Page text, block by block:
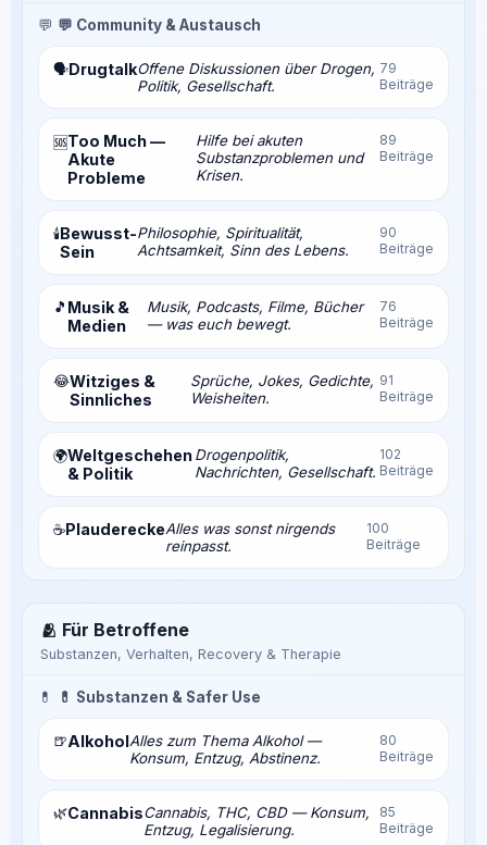
💬 💬 Community & Austausch
🗣️DrugtalkOffene Diskussionen über Drogen,
Politik, Gesellschaft.
79
Beiträge
🆘Too Much —
Akute
Probleme
Hilfe bei akuten
Substanzproblemen und
Krisen.
89
Beiträge
🕯️Bewusst-
Sein
Philosophie, Spiritualität,
Achtsamkeit, Sinn des Lebens.
90
Beiträge
🎵 Musik &
Medien
Musik, Podcasts, Filme, Bücher
— was euch bewegt.
76
Beiträge
😂Witziges &
Sinnliches
Sprüche, Jokes, Gedichte,
Weisheiten.
91
Beiträge
🌍Weltgeschehen
& Politik
Drogenpolitik,
Nachrichten, Gesellschaft.
102
Beiträge
☕PlaudereckeAlles was sonst nirgends
reinpasst.
100
Beiträge
🫂 Für Betroffene
Substanzen, Verhalten, Recovery & Therapie
💊 💊 Substanzen & Safer Use
🍺AlkoholAlles zum Thema Alkohol —
Konsum, Entzug, Abstinenz.
80
Beiträge
🌿CannabisCannabis, THC, CBD — Konsum,
Entzug, Legalisierung.
85
Beiträge